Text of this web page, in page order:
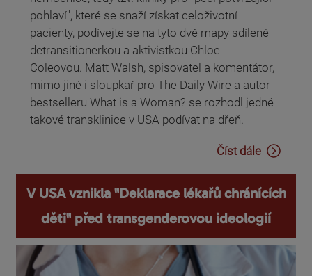
pohlaví", které se snaží získat celoživotní
pacienty, podívejte se na tyto dvě mapy sdílené
detransitionerkou a aktivistkou Chloe
Coleovou. Matt Walsh, spisovatel a komentátor,
mimo jiné i sloupkař pro The Daily Wire a autor
bestselleru What is a Woman? se rozhodl jedné
takové transklinice v USA podívat na dřeň.
Číst dále
V USA vznikla "Deklarace lékařů chránících
děti" před transgenderovou ideologií